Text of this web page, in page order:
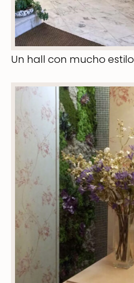
Un hall con mucho estilo